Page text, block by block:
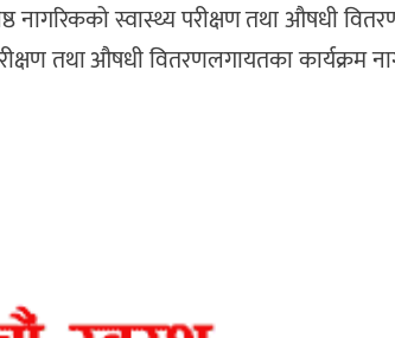
नागरिकको स्वास्थ्य परीक्षण तथा औषधी
तथा औषधी वितरणलगायतका कार्यक्रम